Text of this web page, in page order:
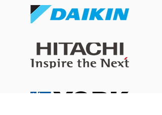
16度冷氣加厚被反而瞓得
差？探討室溫太凍影響深